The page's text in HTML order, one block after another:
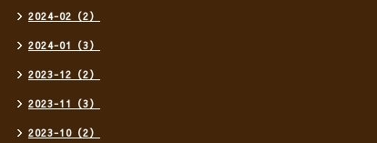
2024-02（2）
2024-01（3）
2023-12（2）
2023-11（3）
2023-10（2）